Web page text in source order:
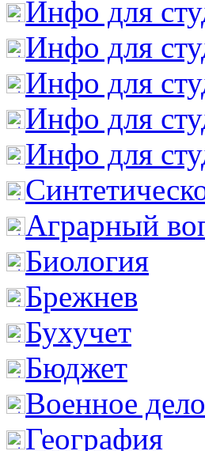
Инфо для
Инфо для
Инфо для
Инфо для
Инфо для
Аграрный
Биология
Брежнев
Бухучет
Бюджет
Военное дело
География